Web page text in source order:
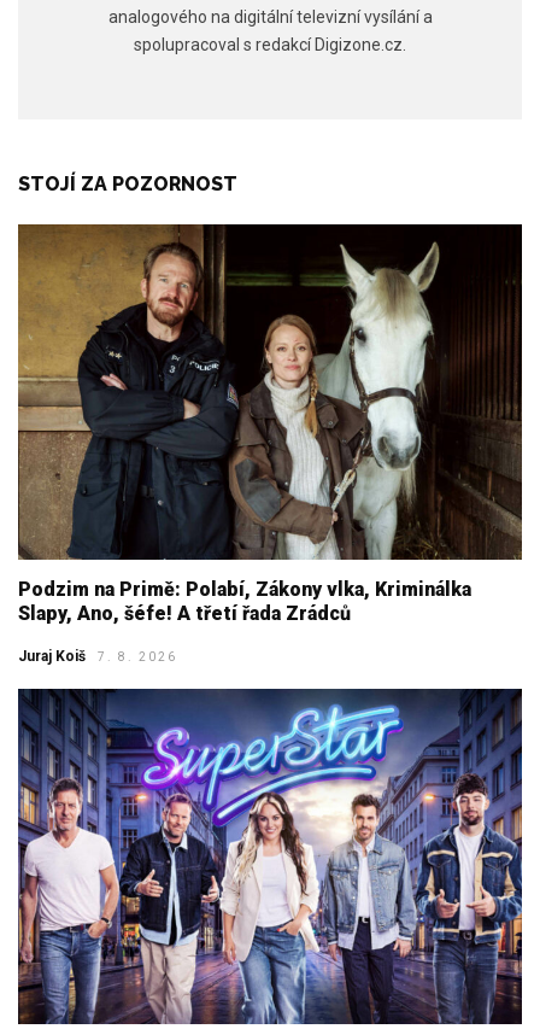
analogového na digitální televizní vysílání a
spolupracoval s redakcí Digizone.cz.
STOJÍ ZA POZORNOST
Podzim na Primě: Polabí, Zákony vlka, Kriminálka
Slapy, Ano, šéfe! A třetí řada Zrádců
Juraj Koiš 7. 8. 2026